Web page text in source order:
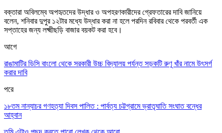
বক্তারা অবিলম্বে অপহৃতদের উদ্ধার ও অপহরণকারীদের গ্রেফতারের দাবি জানিয়ে
বলেন, শনিবার দুপুর ১২টার মধ্যে উদ্ধার করা না হলে পরদিন রবিবার থেকে পরবর্তী এক
সপ্তাহের জন্য লক্ষ্মীছড়ি বাজার বয়কট করা হবে।
আগে
রাঙামাটির ডিসি বাংলো থেকে সরকারী উচ্চ বিদ্যালয় পর্যন্ত সড়কটি রুণূ খাঁর নামে উৎসর্গ
করার দাবি
পরে
১৮তম নান্যাচর গণহত্যা দিবস পালিত : পার্বত্য চট্টগ্রামে ভ্রাতৃঘাতি সংঘাত বন্ধের
আহ্বান